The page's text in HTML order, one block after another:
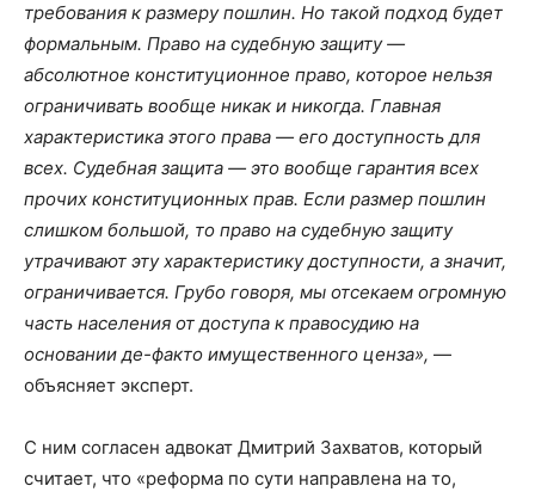
требования к размеру пошлин. Но такой подход будет
формальным. Право на судебную защиту —
абсолютное конституционное право, которое нельзя
ограничивать вообще никак и никогда. Главная
характеристика этого права — его доступность для
всех. Судебная защита — это вообще гарантия всех
прочих конституционных прав. Если размер пошлин
слишком большой, то право на судебную защиту
утрачивают эту характеристику доступности, а значит,
ограничивается. Грубо говоря, мы отсекаем огромную
часть населения от доступа к правосудию на
основании де-факто имущественного ценза», —
объясняет эксперт.
С ним согласен адвокат Дмитрий Захватов, который
считает, что «реформа по сути направлена на то,